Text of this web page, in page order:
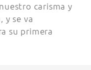
carisma y
y se va
su primera